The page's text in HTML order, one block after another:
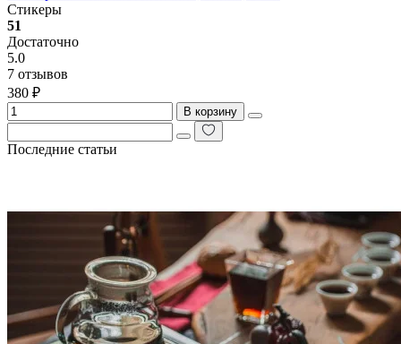
Стикеры
51
Достаточно
5.0
7 отзывов
380 ₽
В корзину
Последние статьи